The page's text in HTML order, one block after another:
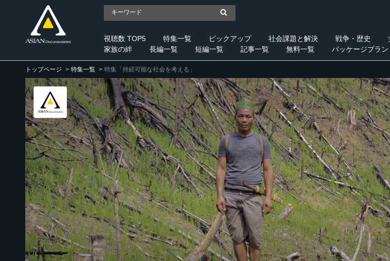
視聴数 TOP5 特集一覧 ピックアップ 社会課題と解決 戦争・歴史
家族の絆
長編一覧 短編一覧 記事一覧 無料一覧 パッケージプラン
トップページ 特集一覧 特集「持続可能な社会を考える」